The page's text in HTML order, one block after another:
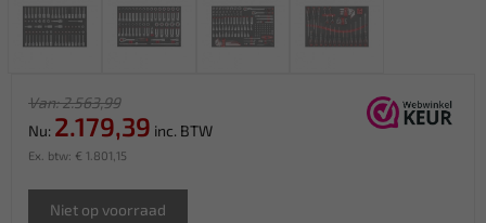
Van: 2.563,99
Nu: 2.179,39 inc. BTW
Ex. btw: € 1.801,15
Niet op voorraad